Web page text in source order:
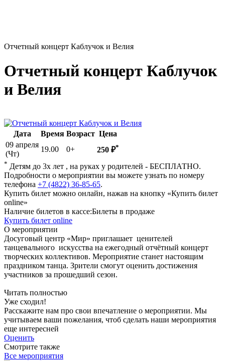
Отчетный концерт Каблучок и Велия
Отчетный концерт Каблучок
и Велия
Дата Время Возраст Цена
09 апреля
(Чт)
19.00 0+ 250 ₽*
* Детям до 3х лет , на руках у родителей - БЕСПЛАТНО.
Подробности о мероприятии вы можете узнать по номеру
телефона +7 (4822) 36-85-65.
Купить билет можно онлайн, нажав на кнопку «Купить билет
online»
Наличие билетов в кассе:Билеты в продаже
Купить билет online
О мероприятии
Досуговый центр «Мир» приглашает ценителей
танцевального искусства на ежегодный отчётный концерт
творческих коллективов. Мероприятие станет настоящим
праздником танца. Зрители смогут оценить достижения
участников за прошедший сезон.
Читать полностью
Уже сходил!
Расскажите нам про свои впечатление о мероприятии. Мы
учитываем ваши пожелания, чтоб сделать наши мероприятия
еще интересней
Оценить
Смотрите также
Все мероприятия